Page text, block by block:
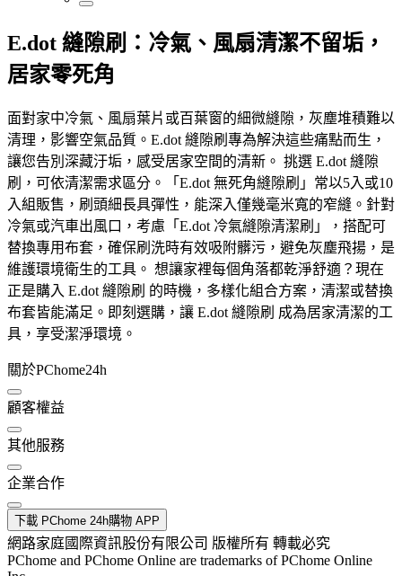
E.dot 縫隙刷：冷氣、風扇清潔不留垢，
居家零死角
面對家中冷氣、風扇葉片或百葉窗的細微縫隙，灰塵堆積難以
清理，影響空氣品質。E.dot 縫隙刷專為解決這些痛點而生，
讓您告別深藏汙垢，感受居家空間的清新。 挑選 E.dot 縫隙
刷，可依清潔需求區分。「E.dot 無死角縫隙刷」常以5入或10
入組販售，刷頭細長具彈性，能深入僅幾毫米寬的窄縫。針對
冷氣或汽車出風口，考慮「E.dot 冷氣縫隙清潔刷」，搭配可
替換專用布套，確保刷洗時有效吸附髒污，避免灰塵飛揚，是
維護環境衛生的工具。 想讓家裡每個角落都乾淨舒適？現在
正是購入 E.dot 縫隙刷 的時機，多樣化組合方案，清潔或替換
布套皆能滿足。即刻選購，讓 E.dot 縫隙刷 成為居家清潔的工
具，享受潔淨環境。
關於PChome24h
顧客權益
其他服務
企業合作
下載 PChome 24h購物 APP
網路家庭國際資訊股份有限公司 版權所有 轉載必究
PChome and PChome Online are trademarks of PChome Online